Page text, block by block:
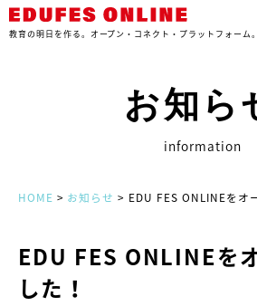
教育の明日を作る。 オープン・コネクト・プラットフォーム。
お知ら
information
HOME > お知らせ > EDU FES ONLINEをオ
EDU FES ONLINEを
した！